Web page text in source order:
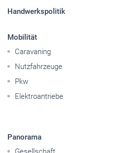
Handwerkspolitik
Mobilität
Caravaning
Nutzfahrzeuge
Pkw
Elektroantriebe
Panorama